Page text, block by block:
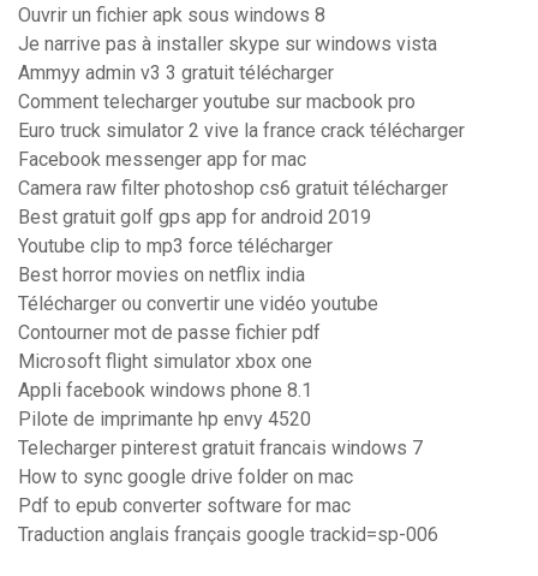
Ouvrir un fichier apk sous windows 8
Je narrive pas à installer skype sur windows vista
Ammyy admin v3 3 gratuit télécharger
Comment telecharger youtube sur macbook pro
Euro truck simulator 2 vive la france crack télécharger
Facebook messenger app for mac
Camera raw filter photoshop cs6 gratuit télécharger
Best gratuit golf gps app for android 2019
Youtube clip to mp3 force télécharger
Best horror movies on netflix india
Télécharger ou convertir une vidéo youtube
Contourner mot de passe fichier pdf
Microsoft flight simulator xbox one
Appli facebook windows phone 8.1
Pilote de imprimante hp envy 4520
Telecharger pinterest gratuit francais windows 7
How to sync google drive folder on mac
Pdf to epub converter software for mac
Traduction anglais français google trackid=sp-006